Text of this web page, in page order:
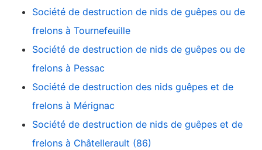
Société de destruction de nids de guêpes ou de
frelons à Tournefeuille
Société de destruction de nids de guêpes ou de
frelons à Pessac
Société de destruction des nids guêpes et de
frelons à Mérignac
Société de destruction de nids de guêpes et de
frelons à Châtellerault (86)